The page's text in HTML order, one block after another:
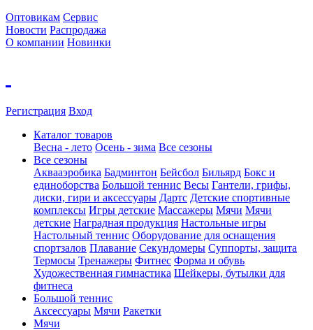
Оптовикам Сервис
Новости Распродажа
О компании Новинки
Регистрация Вход
Каталог товаров
Весна - лето Осень - зима Все сезоны
Все сезоны
Аквааэробика Бадминтон Бейсбол Бильярд Бокс и
единоборства Большой теннис Весы Гантели, грифы,
диски, гири и аксессуары Дартс Детские спортивные
комплексы Игры детские Массажеры Мячи Мячи
детские Наградная продукция Настольные игры
Настольный теннис Оборудование для оснащения
спортзалов Плавание Секундомеры Суппорты, защита
Термосы Тренажеры Фитнес Форма и обувь
Художественная гимнастика Шейкеры, бутылки для
фитнеса
Большой теннис
Аксессуары Мячи Ракетки
Мячи